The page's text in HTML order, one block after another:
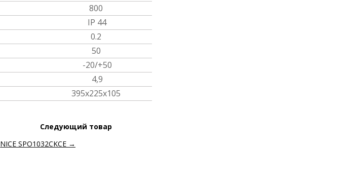
800
IP 44
0.2
50
-20/+50
4,9
395х225х105
Следующий товар
NICE SPO1032CKCE →